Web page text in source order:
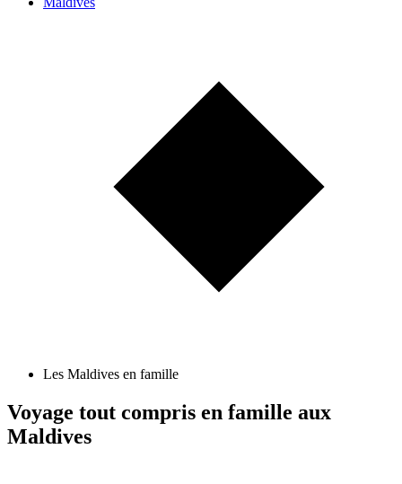
Les Maldives en famille
Voyage tout compris en famille aux
Maldives